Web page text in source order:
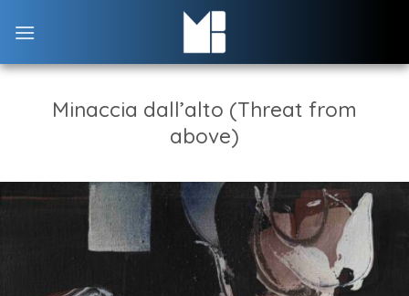
Minaccia dall’alto (Threat from
above)